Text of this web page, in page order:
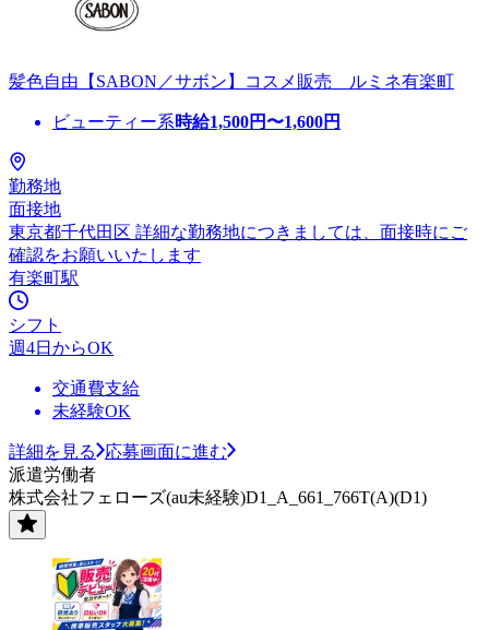
髪色自由【SABON／サボン】コスメ販売 ルミネ有楽町
ビューティー系時給1,500円〜1,600円
勤務地
面接地
東京都千代田区 詳細な勤務地につきましては、面接時にご
確認をお願いいたします
有楽町駅
シフト
週4日からOK
交通費支給
未経験OK
詳細を見る
応募画面に進む
派遣労働者
株式会社フェローズ(au未経験)D1_A_661_766T(A)(D1)